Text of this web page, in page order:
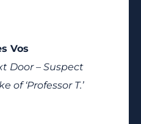
Vos
Door – Suspect
of ‘Professor T.’